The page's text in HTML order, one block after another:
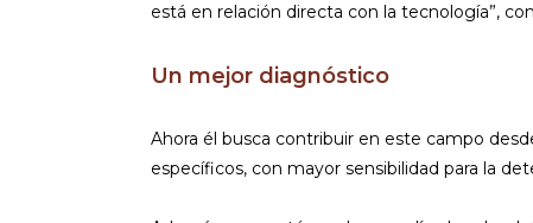
está en relación directa con la tecnología”,
Un mejor diagnóstico
Ahora él busca contribuir en este campo
específicos, con mayor sensibilidad para la